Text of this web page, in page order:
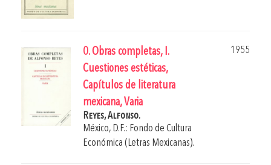
0. Obras completas, I.
Cuestiones estéticas,
Capítulos de literatura
mexicana, Varia
1955
Reyes, Alfonso.
México, D.F.: Fondo de Cultura
Económica (Letras Mexicanas).